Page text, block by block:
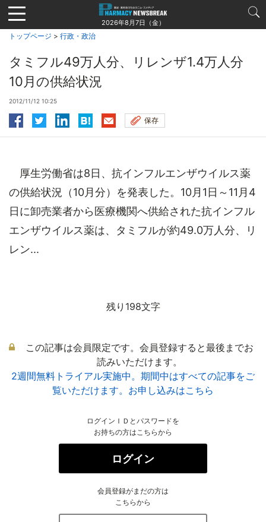
Jump
to
navigation
2026年8月7日（金）
トップページ > 行政・政治
タミフル49万人分、リレンザ1.4万人分
10月の供給状況
2012/11/12 10:25
保存
厚生労働省は8日、抗インフルエンザウイルス薬
の供給状況（10月分）を発表した。10月1日～11月4
日に卸売業者から医療機関へ供給された抗インフル
エンザウイルス薬は、タミフルが約49.0万人分、リ
レン...
残り198文字
この記事は会員限定です。会員登録すると最後までお
読みいただけます。
2週間無料トライアル実施中。期間中はすべての記事をご
覧いただけます。お申し込みはこちら
ログインＩＤとパスワードを
お持ちの方はこちらから
ログイン
会員登録がまだの方は
こちらから